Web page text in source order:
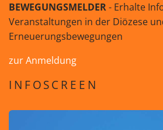
BEWEGUNGSMELDER- Erhalte
Veranstaltungen in der Diözese
Erneuerungsbewegungen
zur Anmeldung
INFOSCREEN